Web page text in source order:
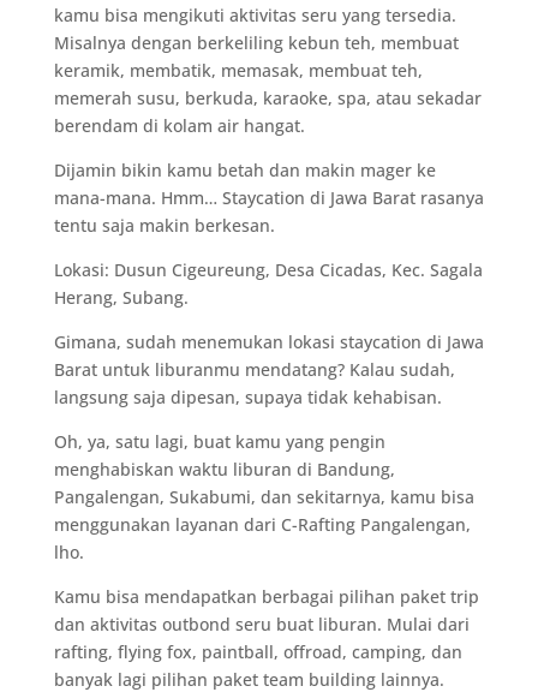
kamu bisa mengikuti aktivitas seru yang tersedia.
Misalnya dengan berkeliling kebun teh, membuat
keramik, membatik, memasak, membuat teh,
memerah susu, berkuda, karaoke, spa, atau sekadar
berendam di kolam air hangat.
Dijamin bikin kamu betah dan makin mager ke
mana-mana. Hmm… Staycation di Jawa Barat rasanya
tentu saja makin berkesan.
Lokasi: Dusun Cigeureung, Desa Cicadas, Kec. Sagala
Herang, Subang.
Gimana, sudah menemukan lokasi staycation di Jawa
Barat untuk liburanmu mendatang? Kalau sudah,
langsung saja dipesan, supaya tidak kehabisan.
Oh, ya, satu lagi, buat kamu yang pengin
menghabiskan waktu liburan di Bandung,
Pangalengan, Sukabumi, dan sekitarnya, kamu bisa
menggunakan layanan dari C-Rafting Pangalengan,
lho.
Kamu bisa mendapatkan berbagai pilihan paket trip
dan aktivitas outbond seru buat liburan. Mulai dari
rafting, flying fox, paintball, offroad, camping, dan
banyak lagi pilihan paket team building lainnya.